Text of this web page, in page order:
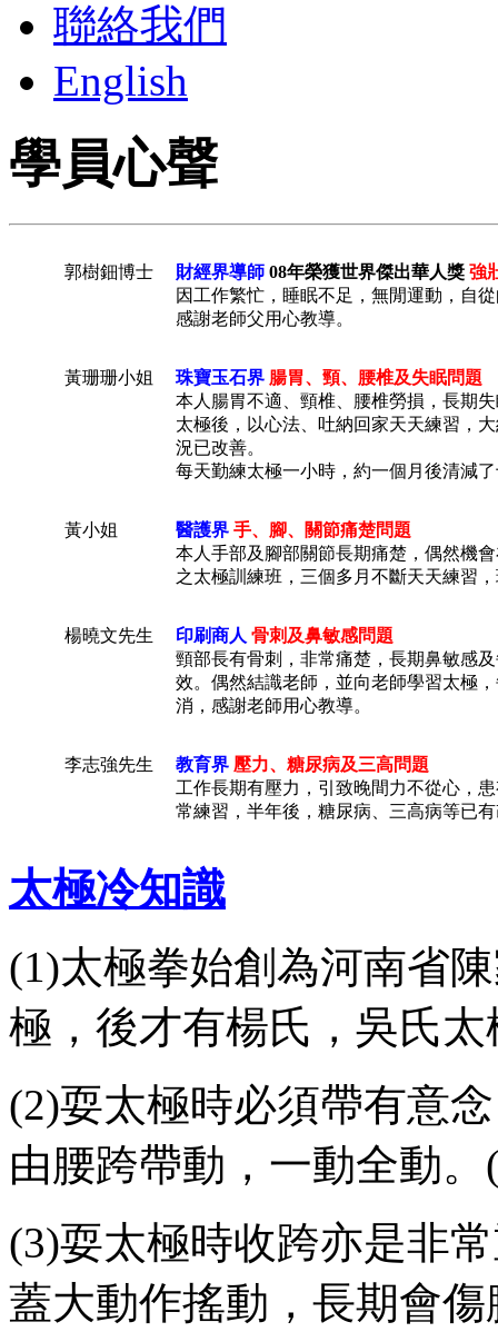
聯絡我們
English
學員心聲
郭樹鈿博士 財經界導師 08年榮獲世界傑出華人獎 強
因工作繁忙，睡眠不足，無閒運動，自
感謝老師父用心教導。
黃珊珊小姐 珠寶玉石界 腸胃、頸、腰椎及失眠問題
本人腸胃不適、頸椎、腰椎勞損，長期
太極後，以心法、吐納回家天天練習，
況已改善。
每天勤練太極一小時，約一個月後清減
黃小姐 醫護界 手、腳、關節痛楚問題
本人手部及腳部關節長期痛楚，偶然機
之太極訓練班，三個多月不斷天天練習
楊曉文先生 印刷商人 骨刺及鼻敏感問題
頸部長有骨刺，非常痛楚，長期鼻敏感
效。偶然結識老師，並向老師學習太極
消，感謝老師用心教導。
李志強先生 教育界 壓力、糖尿病及三高問題
工作長期有壓力，引致晚間力不從心，
常練習，半年後， 糖尿病、三高病等已
太極冷知識
(1)太極拳始創為河南省
極，後才有楊氏，吳氏
(2)耍太極時必須帶有意
由腰跨帶動，一動全動
(3)耍太極時收跨亦是非
蓋大動作搖動，長期會